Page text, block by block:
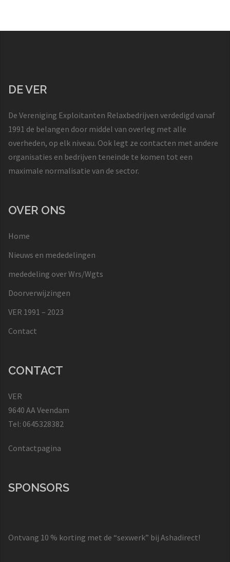
DE VER
De Vereniging Exploitanten Relaxbedrijven verdedigd vanaf
1991 de belangen door middel van overleg met alle
overheden, op elk niveau. Ook legt ze contacten met andere
organisaties en bedrijven teneinde te komen tot een
maximale normalisatie van de sector.
OVER ONS
Home
Nieuws en mededelingen
mededeling over Wrs/Wgts
Doorverwijzingen
VER 1991 – 2023
Contact
CONTACT
VER
9640 AA Veendam
Tel: 0645328382
Contactpagina
SPONSORS
Ontvang 10 % korting met de “sexwerk” bij Ashadirect!